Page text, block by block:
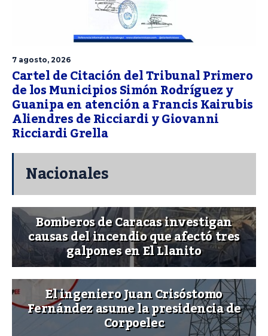
7 agosto, 2026
Cartel de Citación del Tribunal Primero
de los Municipios Simón Rodríguez y
Guanipa en atención a Francis Kairubis
Aliendres de Ricciardi y Giovanni
Ricciardi Grella
Nacionales
Bomberos de Caracas investigan
causas del incendio que afectó tres
galpones en El Llanito
El ingeniero Juan Crisóstomo
Fernández asume la presidencia de
Corpoelec